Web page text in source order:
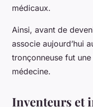
médicaux.
Ainsi, avant de
associe aujourd’hui
tronçonneuse fut
médecine.
Inventeurs et